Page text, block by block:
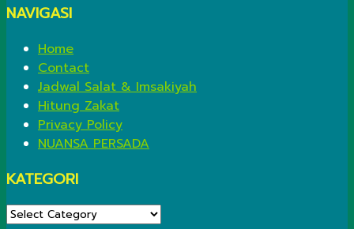
NAVIGASI
Home
Contact
Jadwal Salat & Imsakiyah
Hitung Zakat
Privacy Policy
NUANSA PERSADA
KATEGORI
KATEGORI